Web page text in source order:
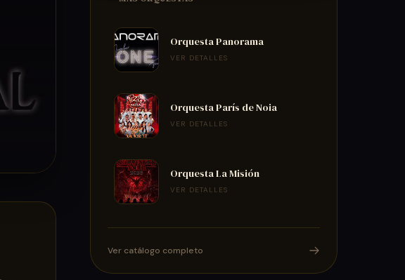
Orquesta Panorama
VER DETALLES
Orquesta París de Noia
VER DETALLES
Orquesta La Misión
VER DETALLES
Ver catálogo completo